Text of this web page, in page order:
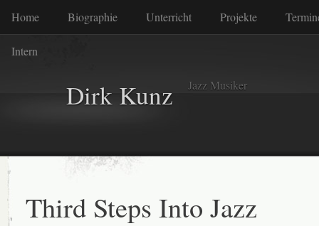
Home Biographie Unterricht Projekte
Intern
Dirk Kunz Jazz Musiker
Third Steps Into Jazz